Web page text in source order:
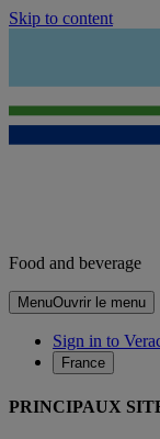
Skip to content
Food and beverage
MenuOuvrir le menu
Sign in to
France
PRINCIPAUX